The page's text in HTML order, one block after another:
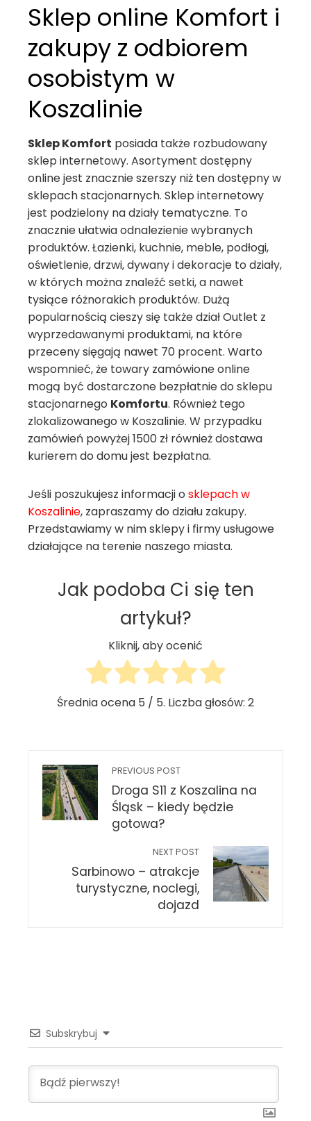
Sklep online Komfort i
zakupy z odbiorem
osobistym w
Koszalinie
Sklep Komfort posiada także rozbudowany
sklep internetowy. Asortyment dostępny
online jest znacznie szerszy niż ten dostępny w
sklepach stacjonarnych. Sklep internetowy
jest podzielony na działy tematyczne. To
znacznie ułatwia odnalezienie wybranych
produktów. Łazienki, kuchnie, meble, podłogi,
oświetlenie, drzwi, dywany i dekoracje to działy,
w których można znaleźć setki, a nawet
tysiące różnorakich produktów. Dużą
popularnością cieszy się także dział Outlet z
wyprzedawanymi produktami, na które
przeceny sięgają nawet 70 procent. Warto
wspomnieć, że towary zamówione online
mogą być dostarczone bezpłatnie do sklepu
stacjonarnego Komfortu. Również tego
zlokalizowanego w Koszalinie. W przypadku
zamówień powyżej 1500 zł również dostawa
kurierem do domu jest bezpłatna.
Jeśli poszukujesz informacji o sklepach w
Koszalinie, zapraszamy do działu zakupy.
Przedstawiamy w nim sklepy i firmy usługowe
działające na terenie naszego miasta.
Jak podoba Ci się ten
artykuł?
Kliknij, aby ocenić
Średnia ocena 5 / 5. Liczba głosów: 2
PREVIOUS POST
Droga S11 z Koszalina na
Śląsk – kiedy będzie
gotowa?
NEXT POST
Sarbinowo – atrakcje
turystyczne, noclegi,
dojazd
Subskrybuj